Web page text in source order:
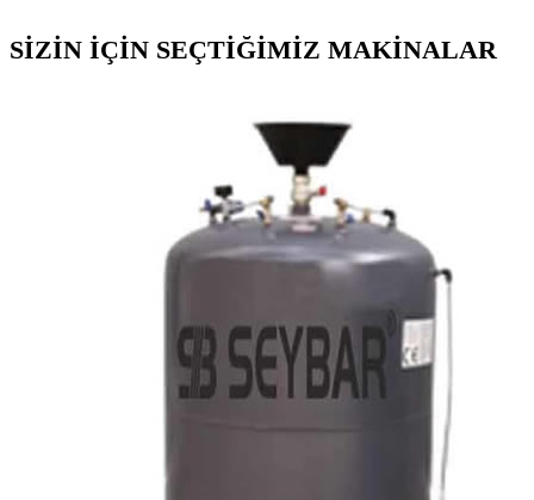
SİZİN İÇİN SEÇTİĞİMİZ MAKİNALAR